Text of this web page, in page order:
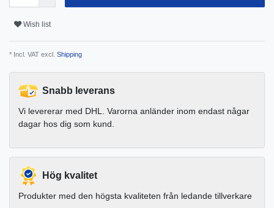
Wish list
* Incl. VAT excl. Shipping
Snabb leverans
Vi levererar med DHL. Varorna anländer inom endast någar
dagar hos dig som kund.
Hög kvalitet
Produkter med den högsta kvaliteten från ledande tillverkare